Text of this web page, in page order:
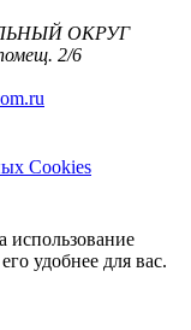
ОКРУГ
2/6
Cookies
использование
удобнее для вас.